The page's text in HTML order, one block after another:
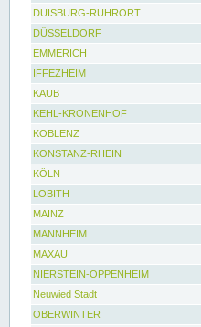
DUISBURG-RUHRORT
DÜSSELDORF
EMMERICH
IFFEZHEIM
KAUB
KEHL-KRONENHOF
KOBLENZ
KONSTANZ-RHEIN
KÖLN
LOBITH
MAINZ
MANNHEIM
MAXAU
NIERSTEIN-OPPENHEIM
Neuwied Stadt
OBERWINTER